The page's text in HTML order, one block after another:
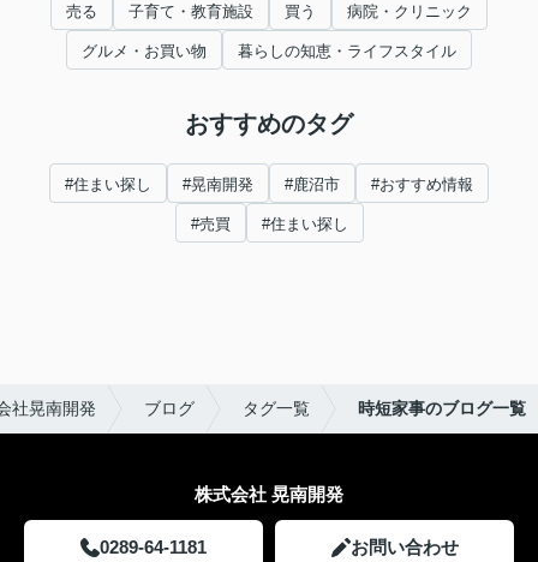
売る 子育て・教育施設 買う 病院・クリニック
グルメ・お買い物 暮らしの知恵・ライフスタイル
おすすめのタグ
#住まい探し #晃南開発 #鹿沼市 #おすすめ情報
#売買 #住まい探し
社晃南開発 ブログ タグ一覧 時短家事のブログ一覧
株式会社 晃南開発
0289-64-1181 お問い合わせ